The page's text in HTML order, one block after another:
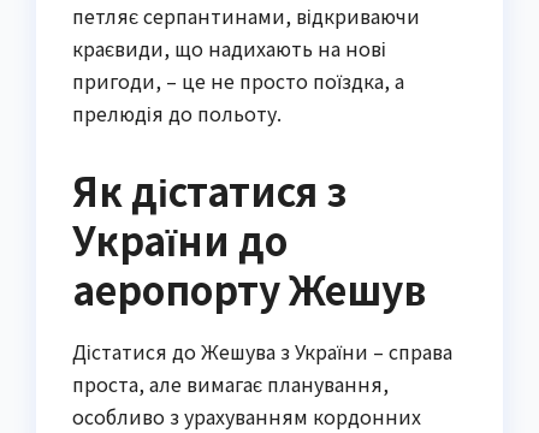
петляє серпантинами, відкриваючи
краєвиди, що надихають на нові
пригоди, – це не просто поїздка, а
прелюдія до польоту.
Як дістатися з
України до
аеропорту Жешув
Дістатися до Жешува з України – справа
проста, але вимагає планування,
особливо з урахуванням кордонних